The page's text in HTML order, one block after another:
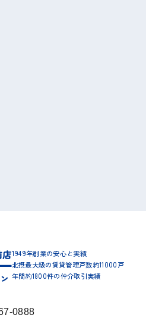
1949年創業の安心と実績
北摂最大級の賃貸管理戸数約11000戸
年間約1800件の仲介取引実績
0888